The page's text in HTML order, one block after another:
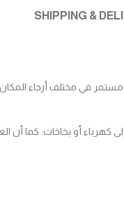
SHIPPING &
في مختلف أرجاء
كهرباء أو بخاخات. كما أن